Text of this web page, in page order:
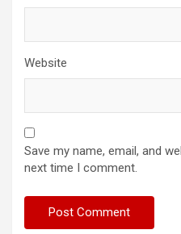
Website
Save my name, email, and
next time I comment.